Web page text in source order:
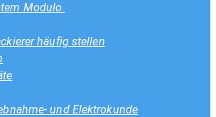
Modulo.
häufig stellen
und Elektrokunde